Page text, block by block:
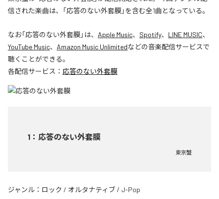
信された楽曲は、「応答のない外套膜」を含む全1曲となっている。
なお「応答のない外套膜」は、 Apple Music、 Spotify、 LINE MUSIC、
YouTube Music、 Amazon Music Unlimitedなどの音楽配信サービスで
聴くことができる。
各配信サービス： 応答のない外套膜
1 ： 応答のない外套膜
東京蟹
ジャンル： ロック / オルタナティブ / J-Pop